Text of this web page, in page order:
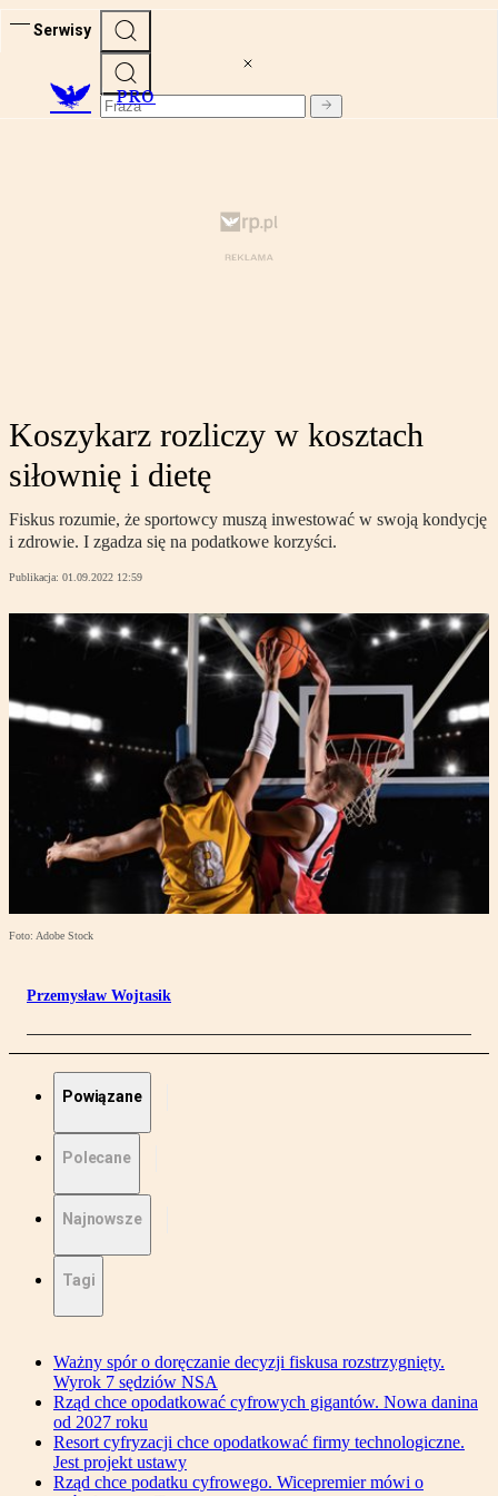
Serwisy
PRO
Koszykarz rozliczy w kosztach
siłownię i dietę
Fiskus rozumie, że sportowcy muszą inwestować w swoją kondycję
i zdrowie. I zgadza się na podatkowe korzyści.
Publikacja: 01.09.2022 12:59
Foto: Adobe Stock
Przemysław Wojtasik
Powiązane
Polecane
Najnowsze
Tagi
Ważny spór o doręczanie decyzji fiskusa rozstrzygnięty.
Wyrok 7 sędziów NSA
Rząd chce opodatkować cyfrowych gigantów. Nowa danina
od 2027 roku
Resort cyfryzacji chce opodatkować firmy technologiczne.
Jest projekt ustawy
Rząd chce podatku cyfrowego. Wicepremier mówi o